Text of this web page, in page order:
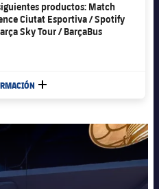
productos: Match
Ciutat Esportiva / Spotify
Sky Tour / BarçaBus
MÁS